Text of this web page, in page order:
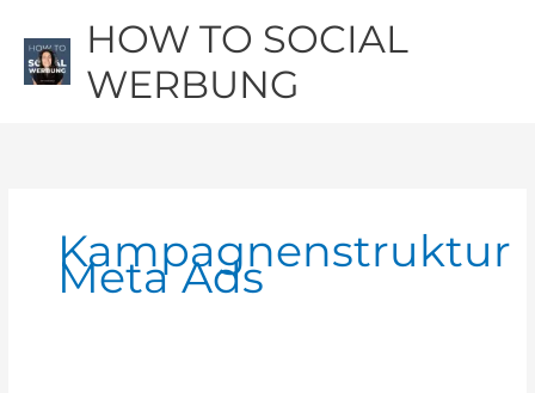
Inhalt
springen
HOW TO SOCIAL
WERBUNG
Kampagnenstruktur
Meta Ads